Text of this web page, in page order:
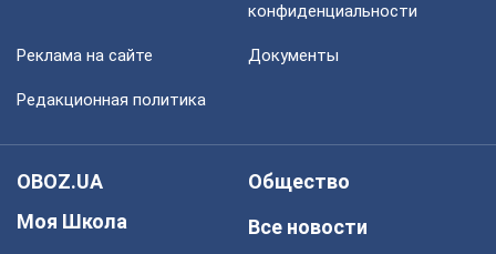
конфиденциальности
Реклама на сайте Документы
Редакционная политика
OBOZ.UA
Моя Школа
Общество
Все новости